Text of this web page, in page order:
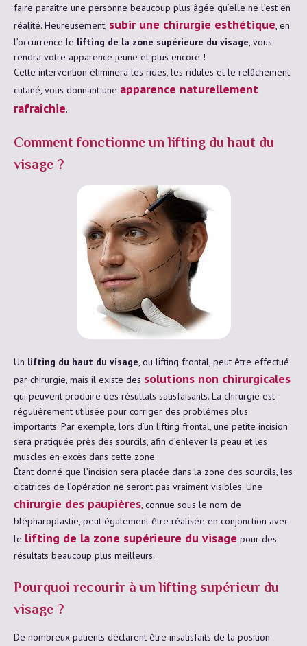
faire paraître une personne beaucoup plus âgée qu’elle ne l’est en
réalité. Heureusement, subir une chirurgie esthétique, en
l’occurrence le lifting de la zone supérieure du visage, vous
rendra votre apparence jeune et plus encore !
Cette intervention éliminera les rides, les ridules et le relâchement
cutané, vous donnant une apparence naturellement
rafraîchie.
Comment fonctionne un lifting du haut du
visage ?
Un lifting du haut du visage, ou lifting frontal, peut être effectué
par chirurgie, mais il existe des solutions non chirurgicales
qui peuvent produire des résultats satisfaisants. La chirurgie est
régulièrement utilisée pour corriger des problèmes plus
importants. Par exemple, lors d’un lifting frontal, une petite incision
sera pratiquée près des sourcils, afin d’enlever la peau et les
muscles en excès dans cette zone.
Étant donné que l’incision sera placée dans la zone des sourcils, les
cicatrices de l’opération ne seront pas vraiment visibles. Une
chirurgie des paupières, connue sous le nom de
blépharoplastie, peut également être réalisée en conjonction avec
le lifting de la zone supérieure du visage pour des
résultats beaucoup plus meilleurs.
Pourquoi recourir à un lifting supérieur du
visage ?
De nombreux patients déclarent être insatisfaits de la position